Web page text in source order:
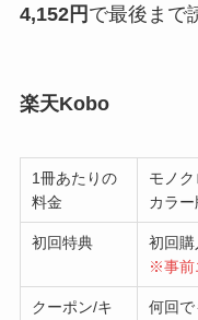
4,152円 で最後まで
楽天Kobo
1冊あたりの
料金
モノ
カラ
初回特典
初回
※事前
クーポン/キ
何回